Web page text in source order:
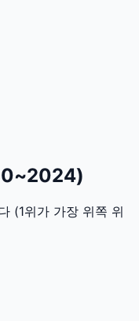
(1위가 가장 위쪽 위